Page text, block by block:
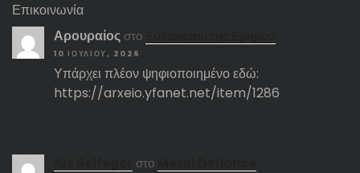
Επικοινωνία
Αρουραίος στο
10 ΙΟΥΛΊΟΥ, 2026
Υπάρχει πλέον ψηφιοποιημένο εδώ:
https://arxeio.yfanet.net/item/1286
στο